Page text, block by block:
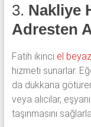
3. Nakliye
Adresten
Fatih ikinci el
hizmeti sunarlar.
da dükkana
veya alıcılar,
taşınmasını